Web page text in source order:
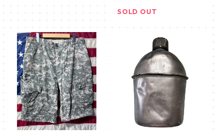
SOLD OUT